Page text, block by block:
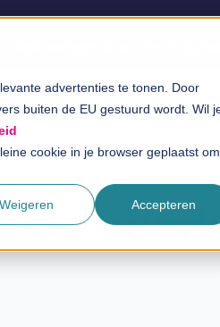
advertenties te tonen. Door
buiten de EU gestuurd wordt. Wil
cookie in je browser geplaatst om
Accepteren
Weigeren